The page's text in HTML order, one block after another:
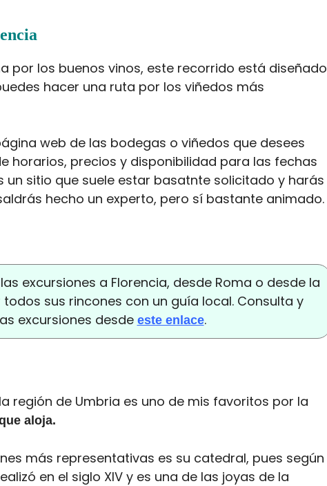
por los buenos vinos, este recorrido está diseñado
hacer una ruta por los viñedos más
web de las bodegas o viñedos que desees
horarios, precios y disponibilidad para las fechas
un sitio que suele estar basatnte solicitado y harás
hecho un experto, pero sí bastante animado.
excursiones a Florencia, desde Roma o desde la
sus rincones con un guía local. Consulta y
excursiones desde este enlace.
región de Umbria es uno de mis favoritos por la
aloja.
más representativas es su catedral, pues según
en el siglo XIV y es una de las joyas de la